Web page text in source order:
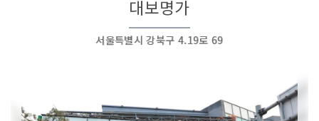
대보명가
서울특별시 강북구 4.19로 69